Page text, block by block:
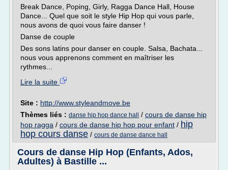
Break Dance, Poping, Girly, Ragga Dance Hall, House
Dance... Quel que soit le style Hip Hop qui vous parle,
nous avons de quoi vous faire danser !
Danse de couple
Des sons latins pour danser en couple. Salsa, Bachata...
nous vous apprenons comment en maîtriser les
rythmes...
Lire la suite
Site : http://www.styleandmove.be
Thèmes liés : danse hip hop dance hall / cours de danse hip
hop ragga / cours de danse hip hop pour enfant / hip
hop cours danse / cours de danse dance hall
Cours de danse Hip Hop (Enfants, Ados,
Adultes) à Bastille ...